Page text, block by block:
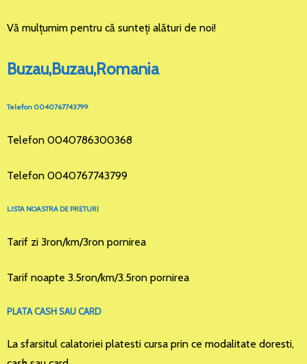
Vă mulţumim pentru că sunteţi alături de noi!
Buzau,Buzau,Romania
Telefon 0040767743799
Telefon 0040786300368
Telefon 0040767743799
LISTA NOASTRA DE PRETURI
Tarif zi 3ron/km/3ron pornirea
Tarif noapte 3.5ron/km/3.5ron pornirea
PLATA CASH SAU CARD
La sfarsitul calatoriei platesti cursa prin ce modalitate doresti,